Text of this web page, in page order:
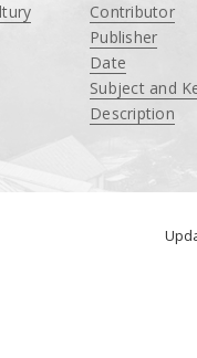
Contributor
Publisher
Date
Subject and
Description